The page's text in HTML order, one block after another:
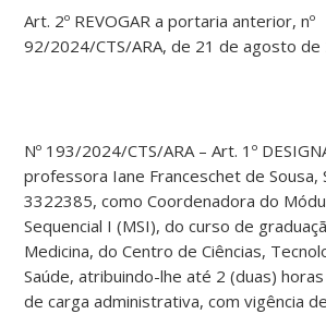
Art. 2º REVOGAR a portaria anterior, nº
92/2024/CTS/ARA, de 21 de agosto de
Nº 193/2024/CTS/ARA – Art. 1º
professora Iane Franceschet de Sousa,
3322385, como Coordenadora do
Sequencial I (MSI), do curso de
Medicina, do Centro de Ciências,
Saúde, atribuindo-lhe até 2 (duas)
de carga administrativa, com vigência